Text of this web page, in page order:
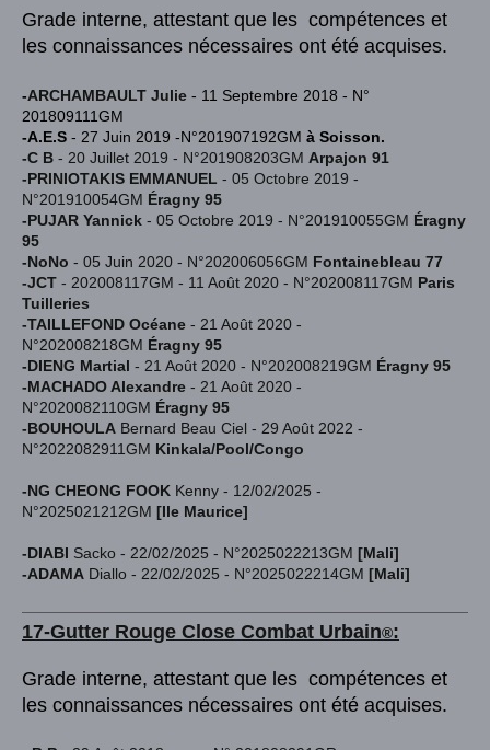
Grade interne, attestant que les compétences et
les connaissances nécessaires ont été acquises.
-ARCHAMBAULT Julie - 11 Septembre 2018 - N°
201809111GM
-A.E.S - 27 Juin 2019 -N°201907192GM à Soisson.
-C B - 20 Juillet 2019 - N°201908203GM Arpajon 91
-PRINIOTAKIS EMMANUEL - 05 Octobre 2019 -
N°201910054GM Éragny 95
-PUJAR Yannick - 05 Octobre 2019 - N°201910055GM Éragny
95
-NoNo - 05 Juin 2020 - N°202006056GM Fontainebleau 77
-JCT - 202008117GM - 11 Août 2020 - N°202008117GM Paris
Tuilleries
-TAILLEFOND Océane - 21 Août 2020 -
N°202008218GM Éragny 95
-DIENG Martial - 21 Août 2020 - N°202008219GM Éragny 95
-MACHADO Alexandre - 21 Août 2020 -
N°2020082110GM Éragny 95
-BOUHOULA Bernard Beau Ciel - 29 Août 2022 -
N°2022082911GM Kinkala/Pool/Congo
-NG CHEONG FOOK Kenny - 12/02/2025 -
N°2025021212GM [Ile Maurice]
-DIABI Sacko - 22/02/2025 - N°2025022213GM [Mali]
-ADAMA Diallo - 22/02/2025 - N°2025022214GM [Mali]
17-Gutter Rouge Close Combat Urbain®:
Grade interne, attestant que les compétences et
les connaissances nécessaires ont été acquises.